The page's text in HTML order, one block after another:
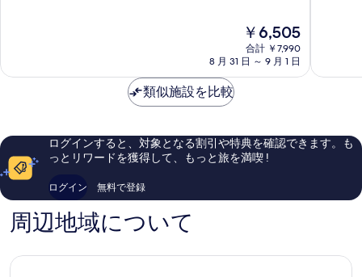
も
コ
300
件
の
口
ミ
現
在
の
￥6,505
合計 ￥7,990
8 月 31 日 ～ 9 月 1 日
も
コ
ミ
ミ
類似施設を比較
ログインすると、対象となる割引や特典を確認できます。も
っとリワードを獲得して、もっと旅を満喫 !
ログイン 無料で登録
周辺地域について